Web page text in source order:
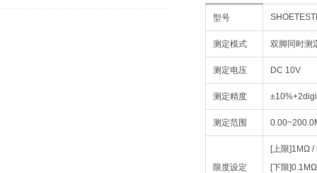
型号
测定模式 双脚同时测
测定电压 DC 10V
测定精度
测定范围
限度设定
[上限]1MΩ
[下限